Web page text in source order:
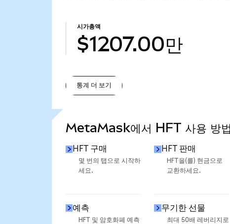
시가총액
$1207.00만
통계 더 보기
MetaMask에서 HFT 사용 방법
HFT 구매
몇 번의 탭으로 시작하
세요.
HFT 판매
HFT을(를) 현금으로
교환하세요.
예측
HFT 및 암호화폐 예측
무기한 선물
최대 50배 레버리지로